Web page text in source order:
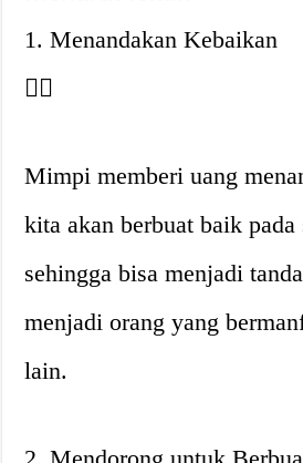
1. Menandakan Kebaikan
👍🏼
Mimpi memberi uang
kita akan berbuat baik pada
sehingga bisa menjadi
menjadi orang yang
lain.